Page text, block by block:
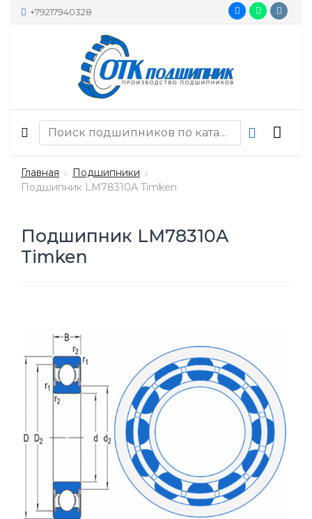
+79217940328
Главная
Подшипники
Подшипник LM78310A Timken
Подшипник LM78310A
Timken